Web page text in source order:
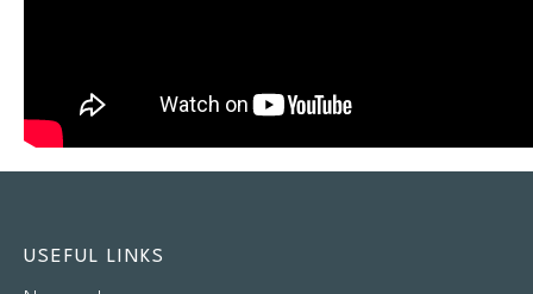
USEFUL LINKS